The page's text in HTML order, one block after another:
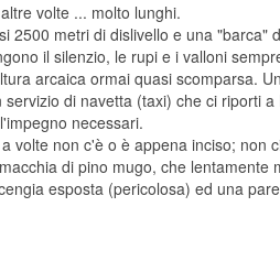
volte ... molto lunghi.
2500 metri di dislivello e una "barca"
il silenzio, le rupi e i valloni
arcaica ormai quasi scomparsa.
di navetta (taxi) che ci riporti
necessari.
volte non c'è o è appena inciso; non
di pino mugo, che
esposta (pericolosa) ed una